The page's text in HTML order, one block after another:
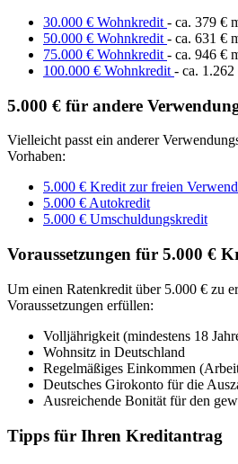
30.000 € Wohnkredit - ca. 379 €
50.000 € Wohnkredit - ca. 631 €
75.000 € Wohnkredit - ca. 946 €
100.000 € Wohnkredit - ca.
5.000 € für andere
Vielleicht passt ein anderer
Vorhaben:
5.000 € Kredit zur freien
5.000 € Autokredit
5.000 € Umschuldungskredit
Voraussetzungen für 5.000 €
Um einen Ratenkredit über 5.000 € zu
Voraussetzungen erfüllen:
Volljährigkeit (mindestens 18
Wohnsitz in Deutschland
Regelmäßiges Einkommen
Deutsches Girokonto für die
Ausreichende Bonität für den
Tipps für Ihren Kreditantrag